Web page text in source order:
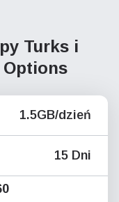
Turks i
Options
1.5GB/dzień
15 Dni